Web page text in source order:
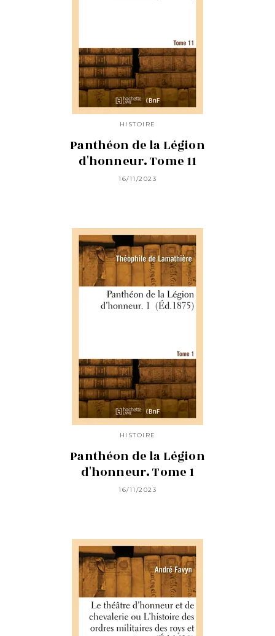
HISTOIRE
Panthéon de la Légion
d'honneur. Tome 11
16/11/2023
HISTOIRE
Panthéon de la Légion
d'honneur. Tome 1
16/11/2023